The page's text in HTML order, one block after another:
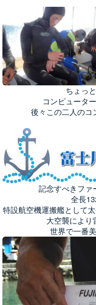
ちょっ
コンピュータ
後々この二人の
記念すべきファ
全長
特設航空機運搬艦として
大空襲により
世界で一番